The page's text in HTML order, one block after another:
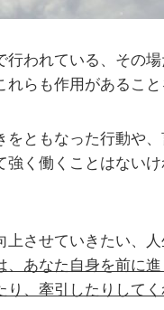
行われている、その
れらも作用があること
をともなった行動や
強く働くことはない
上させていきたい、
、あなた自身を前に
り、牽引したりして